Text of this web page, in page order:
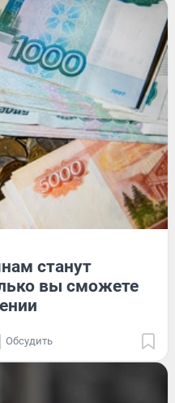
станут
вы сможете
Обсудить